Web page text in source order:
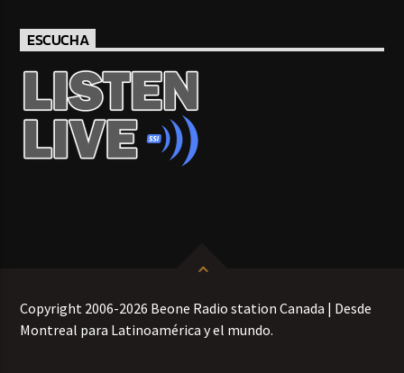
ESCUCHA
Copyright 2006-2026 Beone Radio station Canada | Desde
Montreal para Latinoamérica y el mundo.